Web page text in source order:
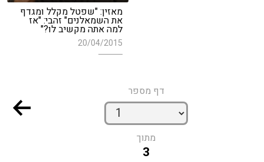
מאזין: "שפטל מקלל ומגדף
את השמאלנים" זהבי: "אז
למה אתה מקשיב לו?"
20/04/2015
דף מספר
מתוך
3